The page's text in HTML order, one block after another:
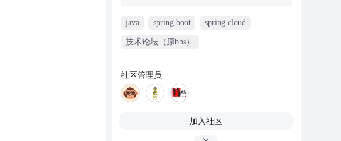
java spring boot spring cloud
技术论坛（原bbs）
社区管理员
加入社区